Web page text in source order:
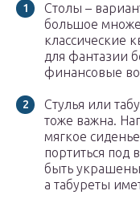
Столы –
большое
классические
для фантазии
финансовые
Стулья или
тоже важна.
мягкое
портиться под
быть
а табуреты